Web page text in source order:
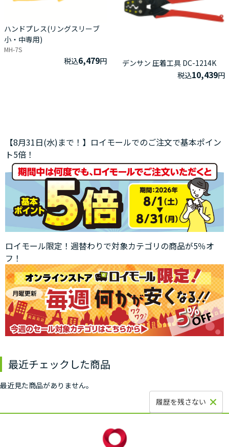
ハンドプレス(リングスリーブ
小・中専用)
MH-7S
税込6,479円
デンサン 圧着工具 DC-1214K
税込10,439円
【8月31日(水)まで！】ロイモールでのご注文で基本ポイン
ト5倍！
ロイモール限定！週替わりで対象カテゴリの商品が5％オ
フ！
最近チェックした商品
最近見た商品がありません。
履歴を残さない